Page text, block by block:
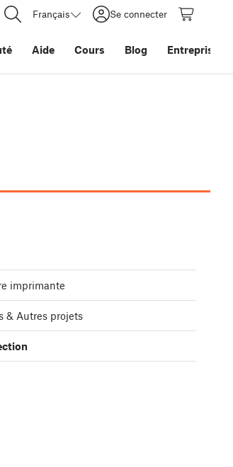
Français Se connecter
Aide Cours Blog Entreprise
imprimante
& Autres projets